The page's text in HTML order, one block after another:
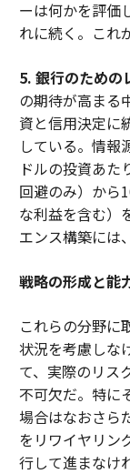
ーは何かを評価
れに続く。これ
5. 銀行のための
の期待が高まる
資と信用決定に
している。情報
ドルの投資あた
回避のみ）から
な利益を含む）
エンス構築には
戦略の形成と能
これらの分野に
状況を考慮しな
て、実際のリス
不可欠だ。特に
場合はなおさら
をリワイヤリン
行して進まなけ